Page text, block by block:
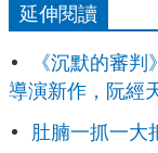
延伸閱讀
《沉默的審
導演新作，阮經
肚腩一抓一大